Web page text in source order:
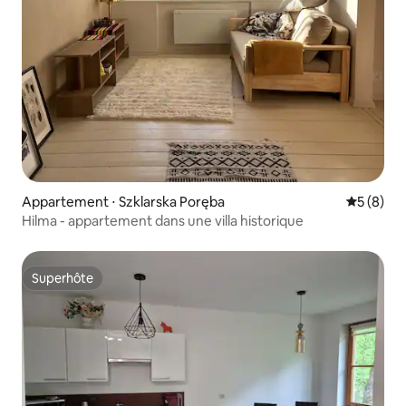
Appartement ⋅ Szklarska Poręba
5 (8)
Hilma - appartement dans une villa historique
Superhôte
Superhôte